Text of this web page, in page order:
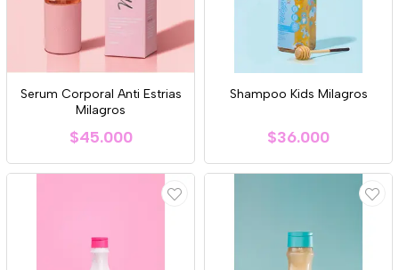
Serum Corporal Anti Estrias
Milagros
$45.000
Shampoo Kids Milagros
$36.000